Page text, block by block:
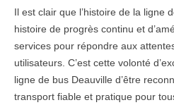
Il est clair que l’histoire de la ligne
histoire de progrès continu et
services pour répondre aux
utilisateurs. C’est cette volonté
ligne de bus Deauville d’être
transport fiable et pratique pour